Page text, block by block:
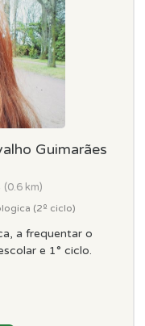
Guimarães
(0.6 km)
(2º ciclo)
a frequentar o
e 1° ciclo.